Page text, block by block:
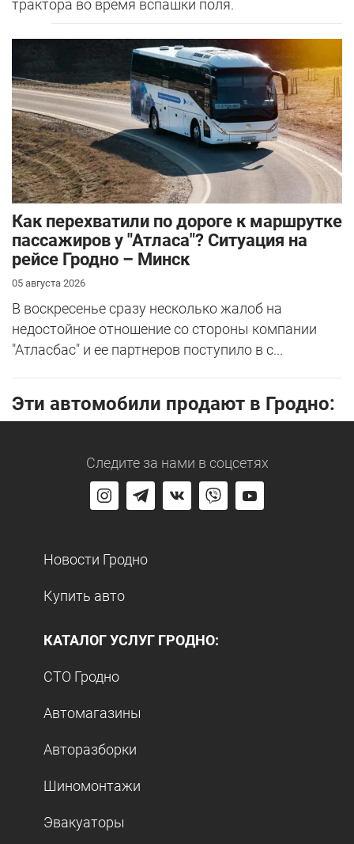
трактора во время вспашки поля.
Как перехватили по дороге к маршрутке
пассажиров у "Атласа"? Ситуация на
рейсе Гродно – Минск
05 августа 2026
В воскресенье сразу несколько жалоб на
недостойное отношение со стороны компании
"Атласбас" и ее партнеров поступило в с...
Эти автомобили продают в Гродно:
Следите за нами в соцсетях
Новости Гродно
Купить авто
КАТАЛОГ УСЛУГ ГРОДНО:
СТО Гродно
Автомагазины
Авторазборки
Шиномонтажи
Эвакуаторы